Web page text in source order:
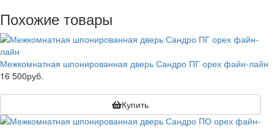
Похожие товары
Межкомнатная шпонированная дверь Сандро ПГ орех файн-лайн
16 500руб.
Купить